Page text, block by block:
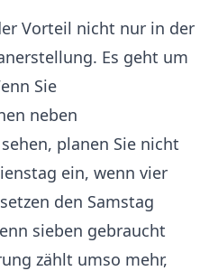
Vorteil nicht nur in der
Es geht um
Sie
neben
planen Sie nicht
ein, wenn vier
den Samstag
sieben gebraucht
zählt umso mehr,